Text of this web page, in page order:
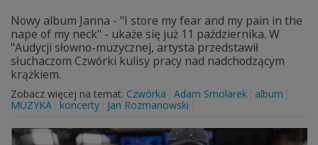
Nowy album Janna - "I store my fear and my pain in the
nape of my neck" - ukaże się już 11 października. W
"Audycji słowno-muzycznej, artysta przedstawił
słuchaczom Czwórki kulisy pracy nad nadchodzącym
krążkiem.
Zobacz więcej na temat: Czwórka Adam Smolarek
album
MUZYKA
koncerty Jan Rozmanowski